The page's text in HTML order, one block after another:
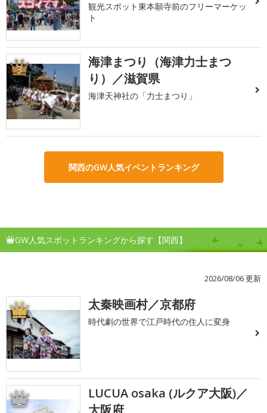
観光スポット東本願寺前のフリーマーケッ
ト
3
海津まつり（海津力士まつ
り）／滋賀県
海津天神社の「力士まつり」
関西のGW人気イベントランキング
GW人気スポットランキングから探す【関西】
2026/08/06 更新
1 太秦映画村／京都府
時代劇の世界で江戸時代の住人に変身
2
LUCUA osaka (ルクア大阪)／